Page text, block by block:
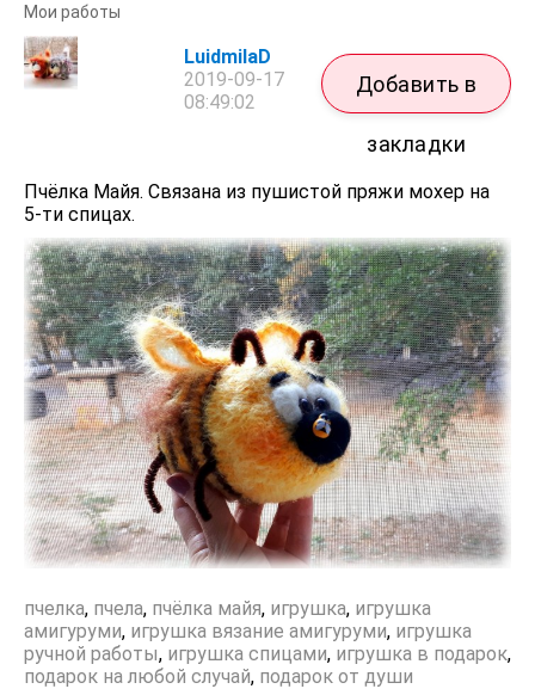
Мои работы
LuidmilaD
2019-09-17
08:49:02
Добавить в
закладки
Пчёлка Майя. Связана из пушистой пряжи мохер на
5-ти спицах.
пчелка, пчела, пчёлка майя, игрушка, игрушка
амигуруми, игрушка вязание амигуруми, игрушка
ручной работы, игрушка спицами, игрушка в подарок,
подарок на любой случай, подарок от души